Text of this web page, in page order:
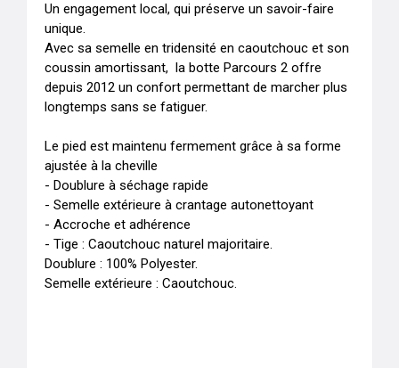
Un engagement local, qui préserve un savoir-faire
unique.
Avec sa semelle en tridensité en caoutchouc et son
coussin amortissant,  la botte Parcours 2 offre
depuis 2012 un confort permettant de marcher plus
longtemps sans se fatiguer.
Le pied est maintenu fermement grâce à sa forme
ajustée à la cheville
- Doublure à séchage rapide
- Semelle extérieure à crantage autonettoyant
- Accroche et adhérence
- Tige : Caoutchouc naturel majoritaire.
Doublure : 100% Polyester.
Semelle extérieure : Caoutchouc.